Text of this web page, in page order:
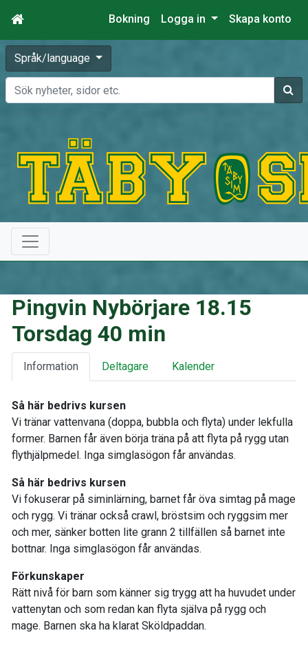
Bokning Logga in Skapa konto
Språk/language
Sök
Pingvin Nybörjare 18.15
Torsdag 40 min
Information Deltagare Kalender
Så här bedrivs kursen
Vi tränar vattenvana (doppa, bubbla och flyta) under lekfulla
former. Barnen får även börja träna på att flyta på rygg utan
flythjälpmedel. Inga simglasögon får användas.
Så här bedrivs kursen
Vi fokuserar på siminlärning, barnet får öva simtag på mage
och rygg. Vi tränar också crawl, bröstsim och ryggsim mer
och mer, sänker botten lite grann 2 tillfällen så barnet inte
bottnar. Inga simglasögon får användas.
Förkunskaper
Rätt nivå för barn som känner sig trygg att ha huvudet under
vattenytan och som redan kan flyta själva på rygg och
mage. Barnen ska ha klarat Sköldpaddan.